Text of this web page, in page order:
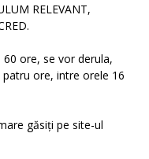
RELEVANT,
ore, se vor derula,
ore, intre orele 16
găsiți pe site-ul